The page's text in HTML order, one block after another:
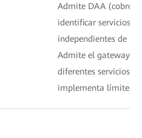
Admite DAA (cobro
identificar servicios
independientes de
Admite el gateway
diferentes servicios
implementa límites